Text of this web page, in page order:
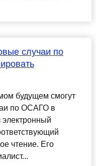
случаи по
будущем смогут
по ОСАГО в
чтение. Его